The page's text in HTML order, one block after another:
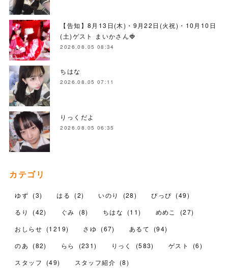
【告知】8月13日(木)・9月22日(火祝)・10月10日
(土)ゲスト まいかさん🍓
2026.08.05 08:34
ちはな
2026.08.05 07:11
りっくだよ
2026.08.05 06:35
カテゴリ
ゆず (3) はる (2) いのり (28) ぴっぴ (49)
るり
(42) ぐみ (8) ちはな (11) めめこ (27)
おしらせ (1219) さゆ (67) あるて (94)
のあ
(82) らら (231) りっく (583) ゲスト (6)
スタッフ
(49) スタッフ紹介 (8)